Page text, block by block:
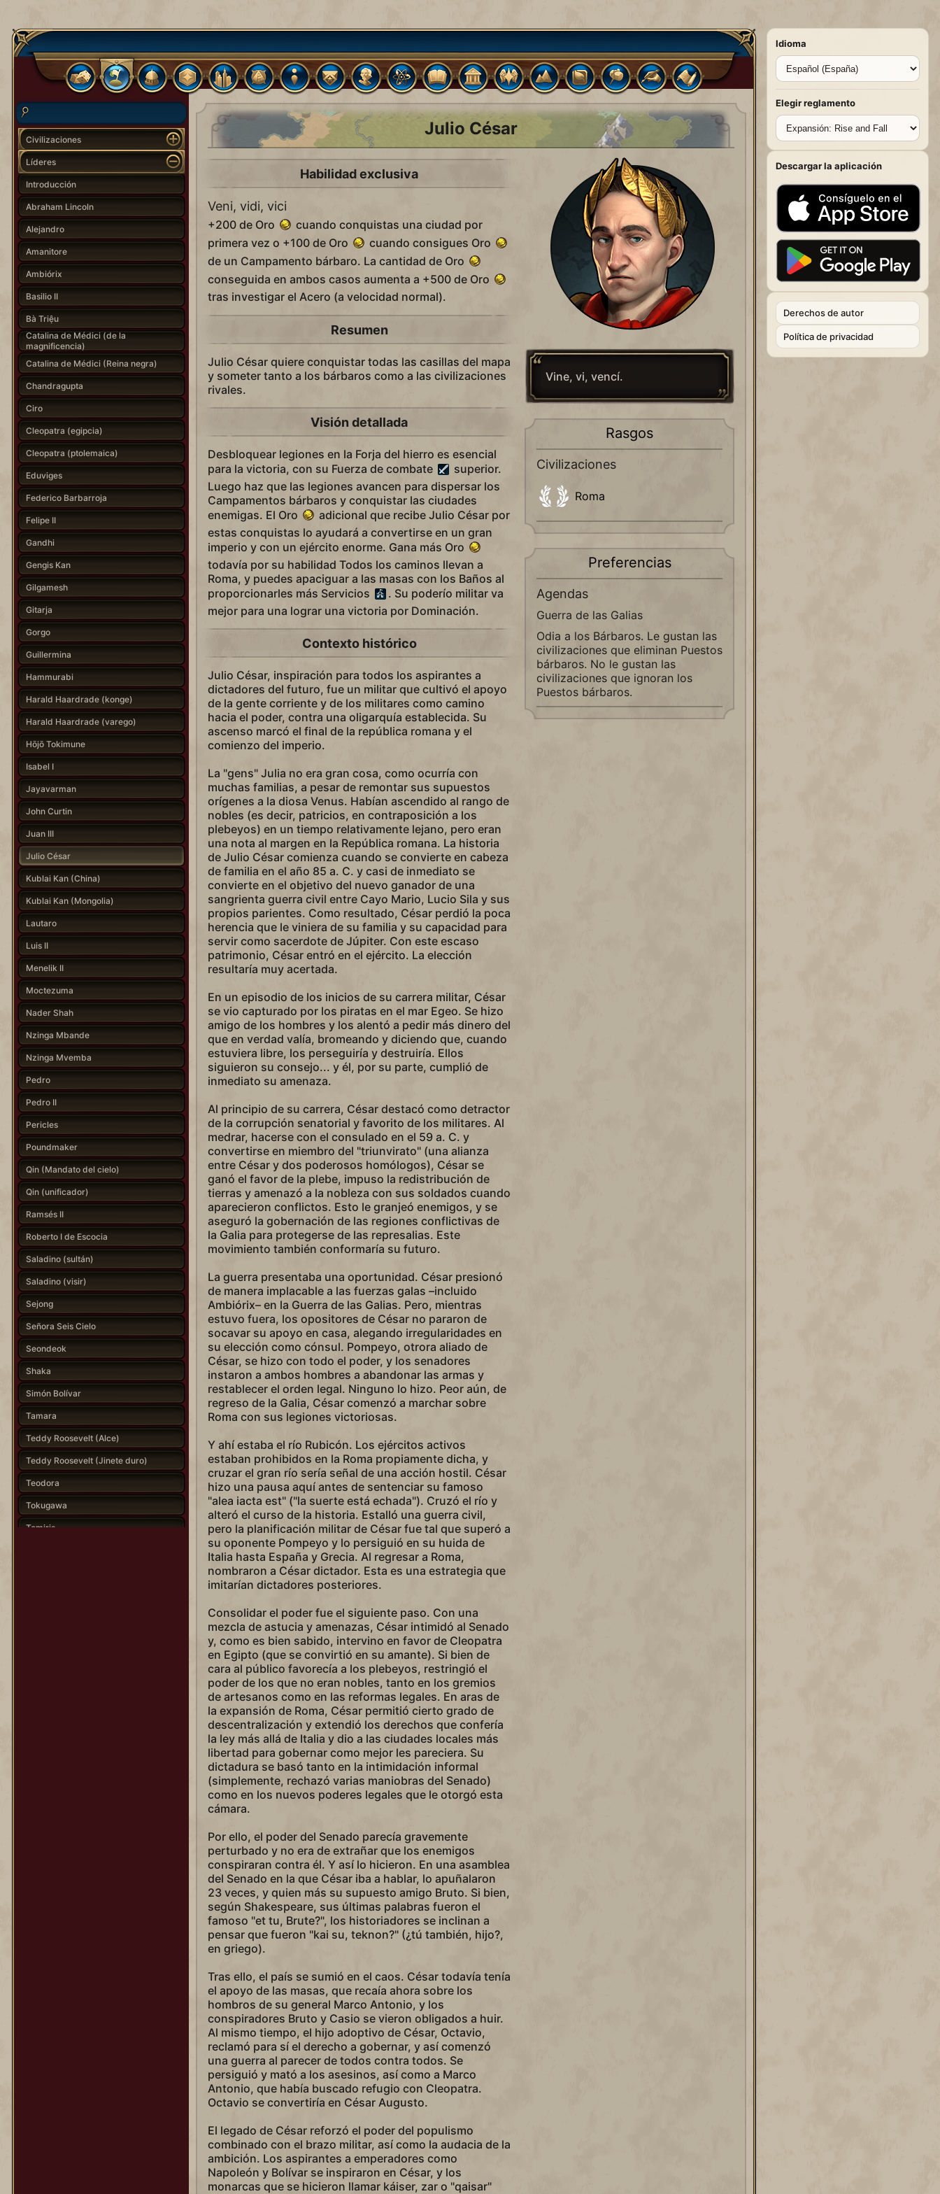
Civilizaciones
Líderes
Introducción
Abraham Lincoln
Alejandro
Amanitore
Ambiórix
Basilio II
Bà Triệu
Catalina de Médici (de la
magnificencia)
Catalina de Médici (Reina negra)
Chandragupta
Ciro
Cleopatra (egipcia)
Cleopatra (ptolemaica)
Eduviges
Federico Barbarroja
Felipe II
Gandhi
Gengis Kan
Gilgamesh
Gitarja
Gorgo
Guillermina
Hammurabi
Harald Haardrade (konge)
Harald Haardrade (varego)
Hōjō Tokimune
Isabel I
Jayavarman
John Curtin
Juan III
Julio César
Kublai Kan (China)
Kublai Kan (Mongolia)
Lautaro
Luis II
Menelik II
Moctezuma
Nader Shah
Nzinga Mbande
Nzinga Mvemba
Pedro
Pedro II
Pericles
Poundmaker
Qin (Mandato del cielo)
Qin (unificador)
Ramsés II
Roberto I de Escocia
Saladino (sultán)
Saladino (visir)
Sejong
Señora Seis Cielo
Seondeok
Shaka
Simón Bolívar
Tamara
Teddy Roosevelt (Alce)
Teddy Roosevelt (Jinete duro)
Teodora
Tokugawa
Tomiris
Julio César
Habilidad exclusiva
Veni, vidi, vici
+200 de Oro
cuando conquistas una ciudad por
primera vez o +100 de Oro
cuando consigues Oro
de un Campamento bárbaro. La cantidad de Oro
conseguida en ambos casos aumenta a +500 de Oro
tras investigar el Acero (a velocidad normal).
Resumen
Julio César quiere conquistar todas las casillas del mapa
y someter tanto a los bárbaros como a las civilizaciones
rivales.
Visión detallada
Desbloquear legiones en la Forja del hierro es esencial
para la victoria, con su Fuerza de combate
superior.
Luego haz que las legiones avancen para dispersar los
Campamentos bárbaros y conquistar las ciudades
enemigas. El Oro
adicional que recibe Julio César por
estas conquistas lo ayudará a convertirse en un gran
imperio y con un ejército enorme. Gana más Oro
todavía por su habilidad Todos los caminos llevan a
Roma, y puedes apaciguar a las masas con los Baños al
proporcionarles más Servicios
. Su poderío militar va
mejor para una lograr una victoria por Dominación.
Contexto histórico
Julio César, inspiración para todos los aspirantes a
dictadores del futuro, fue un militar que cultivó el apoyo
de la gente corriente y de los militares como camino
hacia el poder, contra una oligarquía establecida. Su
ascenso marcó el final de la república romana y el
comienzo del imperio.
La "gens" Julia no era gran cosa, como ocurría con
muchas familias, a pesar de remontar sus supuestos
orígenes a la diosa Venus. Habían ascendido al rango de
nobles (es decir, patricios, en contraposición a los
plebeyos) en un tiempo relativamente lejano, pero eran
una nota al margen en la República romana. La historia
de Julio César comienza cuando se convierte en cabeza
de familia en el año 85 a. C. y casi de inmediato se
convierte en el objetivo del nuevo ganador de una
sangrienta guerra civil entre Cayo Mario, Lucio Sila y sus
propios parientes. Como resultado, César perdió la poca
herencia que le viniera de su familia y su capacidad para
servir como sacerdote de Júpiter. Con este escaso
patrimonio, César entró en el ejército. La elección
resultaría muy acertada.
En un episodio de los inicios de su carrera militar, César
se vio capturado por los piratas en el mar Egeo. Se hizo
amigo de los hombres y los alentó a pedir más dinero del
que en verdad valía, bromeando y diciendo que, cuando
estuviera libre, los perseguiría y destruiría. Ellos
siguieron su consejo... y él, por su parte, cumplió de
inmediato su amenaza.
Al principio de su carrera, César destacó como detractor
de la corrupción senatorial y favorito de los militares. Al
medrar, hacerse con el consulado en el 59 a. C. y
convertirse en miembro del "triunvirato" (una alianza
entre César y dos poderosos homólogos), César se
ganó el favor de la plebe, impuso la redistribución de
tierras y amenazó a la nobleza con sus soldados cuando
aparecieron conflictos. Esto le granjeó enemigos, y se
aseguró la gobernación de las regiones conflictivas de
la Galia para protegerse de las represalias. Este
movimiento también conformaría su futuro.
La guerra presentaba una oportunidad. César presionó
de manera implacable a las fuerzas galas –incluido
Ambiórix– en la Guerra de las Galias. Pero, mientras
estuvo fuera, los opositores de César no pararon de
socavar su apoyo en casa, alegando irregularidades en
su elección como cónsul. Pompeyo, otrora aliado de
César, se hizo con todo el poder, y los senadores
instaron a ambos hombres a abandonar las armas y
restablecer el orden legal. Ninguno lo hizo. Peor aún, de
regreso de la Galia, César comenzó a marchar sobre
Roma con sus legiones victoriosas.
Y ahí estaba el río Rubicón. Los ejércitos activos
estaban prohibidos en la Roma propiamente dicha, y
cruzar el gran río sería señal de una acción hostil. César
hizo una pausa aquí antes de sentenciar su famoso
"alea iacta est" ("la suerte está echada"). Cruzó el río y
alteró el curso de la historia. Estalló una guerra civil,
pero la planificación militar de César fue tal que superó a
su oponente Pompeyo y lo persiguió en su huida de
Italia hasta España y Grecia. Al regresar a Roma,
nombraron a César dictador. Esta es una estrategia que
imitarían dictadores posteriores.
Consolidar el poder fue el siguiente paso. Con una
mezcla de astucia y amenazas, César intimidó al Senado
y, como es bien sabido, intervino en favor de Cleopatra
en Egipto (que se convirtió en su amante). Si bien de
cara al público favorecía a los plebeyos, restringió el
poder de los que no eran nobles, tanto en los gremios
de artesanos como en las reformas legales. En aras de
la expansión de Roma, César permitió cierto grado de
descentralización y extendió los derechos que confería
la ley más allá de Italia y dio a las ciudades locales más
libertad para gobernar como mejor les pareciera. Su
dictadura se basó tanto en la intimidación informal
(simplemente, rechazó varias maniobras del Senado)
como en los nuevos poderes legales que le otorgó esta
cámara.
Por ello, el poder del Senado parecía gravemente
perturbado y no era de extrañar que los enemigos
conspiraran contra él. Y así lo hicieron. En una asamblea
del Senado en la que César iba a hablar, lo apuñalaron
23 veces, y quien más su supuesto amigo Bruto. Si bien,
según Shakespeare, sus últimas palabras fueron el
famoso "et tu, Brute?", los historiadores se inclinan a
pensar que fueron "kai su, teknon?" (¿tú también, hijo?,
en griego).
Tras ello, el país se sumió en el caos. César todavía tenía
el apoyo de las masas, que recaía ahora sobre los
hombros de su general Marco Antonio, y los
conspiradores Bruto y Casio se vieron obligados a huir.
Al mismo tiempo, el hijo adoptivo de César, Octavio,
reclamó para sí el derecho a gobernar, y así comenzó
una guerra al parecer de todos contra todos. Se
persiguió y mató a los asesinos, así como a Marco
Antonio, que había buscado refugio con Cleopatra.
Octavio se convertiría en César Augusto.
El legado de César reforzó el poder del populismo
combinado con el brazo militar, así como la audacia de la
ambición. Los aspirantes a emperadores como
Napoleón y Bolívar se inspiraron en César, y los
monarcas que se hicieron llamar káiser, zar o "qaisar"
Vine, vi, vencí.
Rasgos
Civilizaciones
Roma
Preferencias
Agendas
Guerra de las Galias
Odia a los Bárbaros. Le gustan las
civilizaciones que eliminan Puestos
bárbaros. No le gustan las
civilizaciones que ignoran los
Puestos bárbaros.
Idioma
Elegir reglamento
Descargar la aplicación
Derechos de autor
Política de privacidad